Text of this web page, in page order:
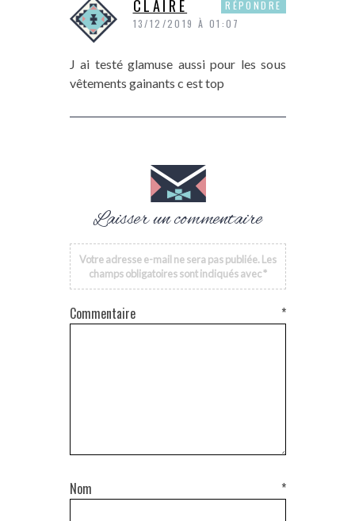
CLAIRE
13/12/2019 À 01:07
J ai testé glamuse aussi pour les sous
vêtements gainants c est top
RÉPONDRE
Laisser un commentaire
Votre adresse e-mail ne sera pas publiée. Les
champs obligatoires sont indiqués avec*
Commentaire *
Nom *